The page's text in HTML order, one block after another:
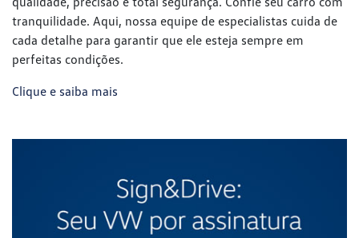
Assinatura VW
Flexibilidade, praticidade e muito mais comodidade no seu